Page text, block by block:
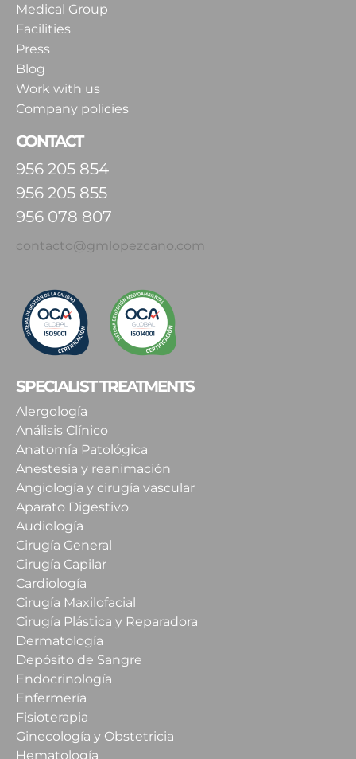
Medical Group
Facilities
Press
Blog
Work with us
Company policies
CONTACT
956 205 854
956 205 855
956 078 807
contacto@gmlopezcano.com
SPECIALIST TREATMENTS
Alergología
Análisis Clínico
Anatomía Patológica
Anestesia y reanimación
Angiología y cirugía vascular
Aparato Digestivo
Audiología
Cirugía General
Cirugía Capilar
Cardiología
Cirugía Maxilofacial
Cirugía Plástica y Reparadora
Dermatología
Depósito de Sangre
Endocrinología
Enfermería
Fisioterapia
Ginecología y Obstetricia
Hematología